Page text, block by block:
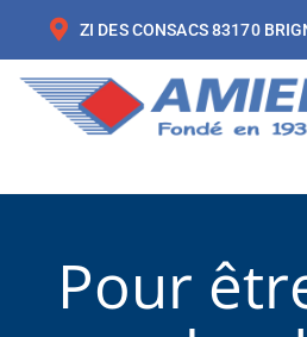
ZI DES CONSACS 83170
Pour